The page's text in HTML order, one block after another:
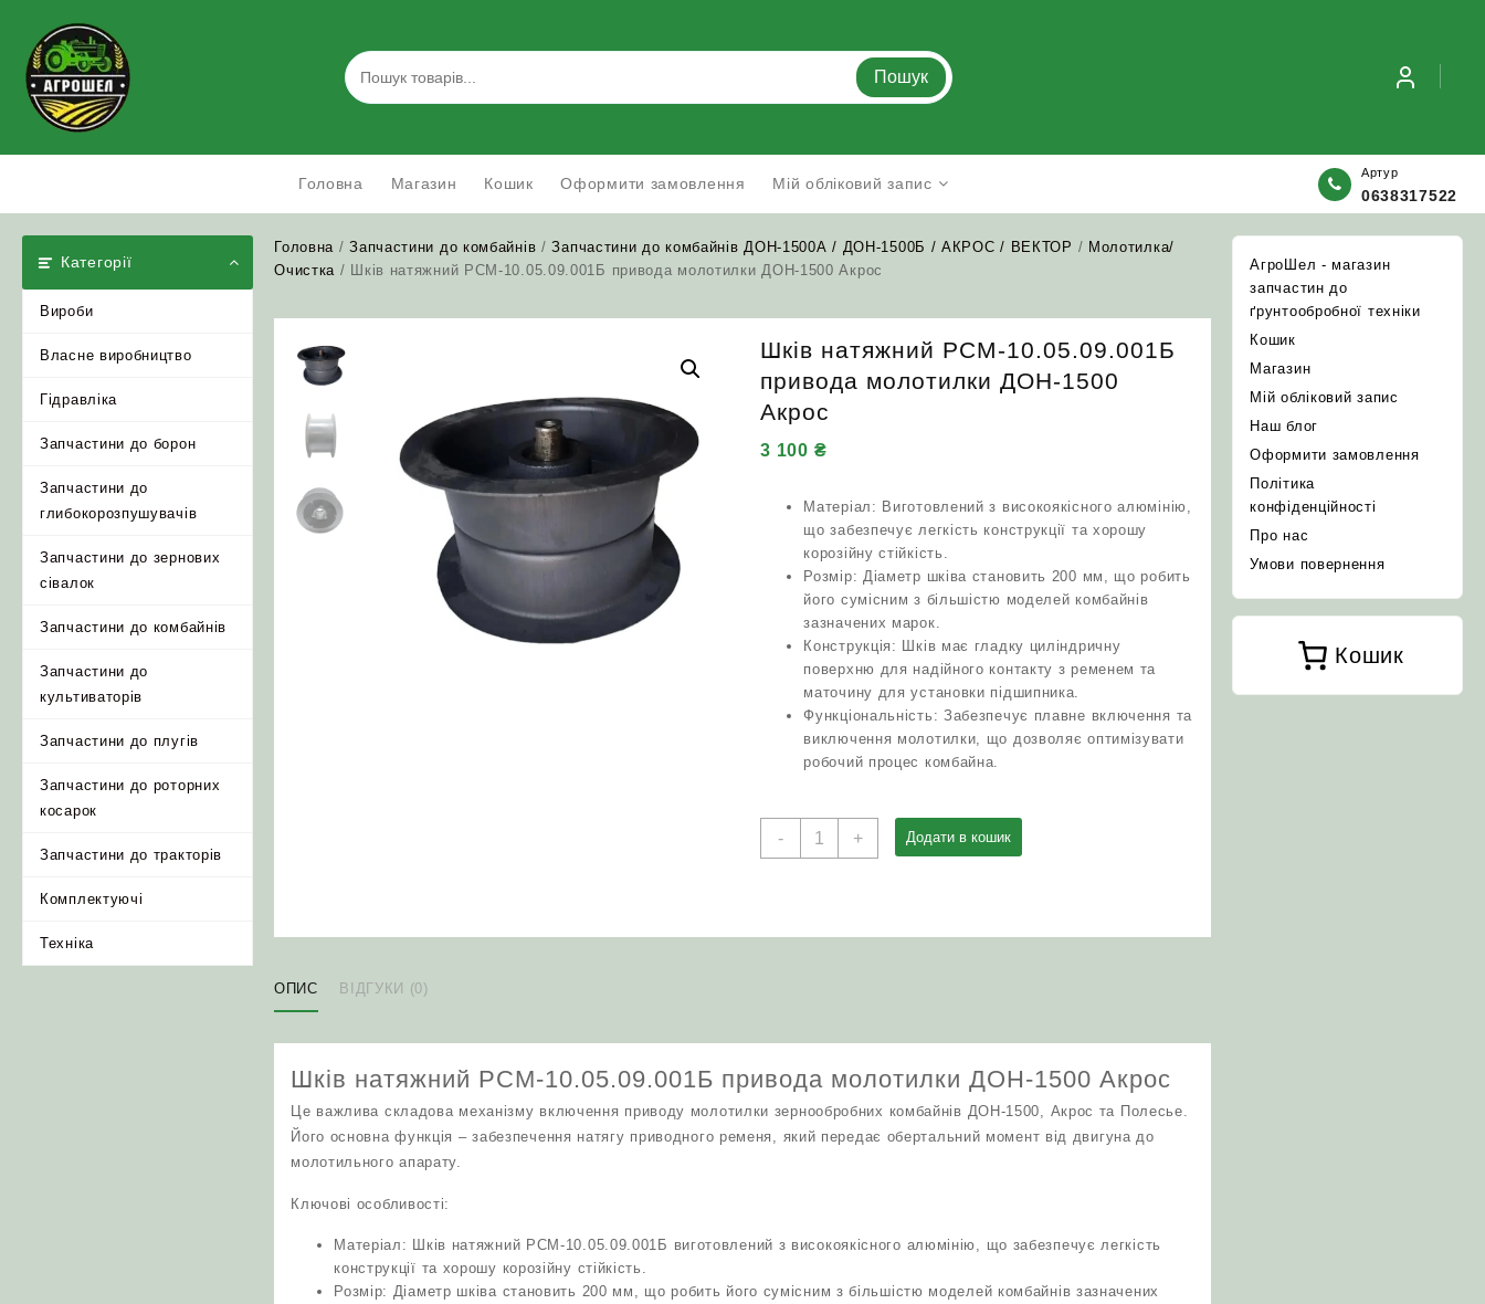
content
Пошук
Головна Магазин Кошик Оформити замовлення Мій обліковий запис
Артур
0638317522
Категорії
Вироби
Власне виробництво
Гідравліка
Запчастини до борон
Запчастини до
глибокорозпушувачів
Запчастини до зернових
сівалок
Запчастини до комбайнів
Запчастини до
культиваторів
Запчастини до плугів
Запчастини до роторних
косарок
Запчастини до тракторів
Комплектуючі
Техніка
Головна /Запчастини до комбайнів /Запчастини до комбайнів ДОН-1500А / ДОН-1500Б / АКРОС / ВЕКТОР / Молотилка/
Очистка / Шків натяжний РСМ-10.05.09.001Б привода молотилки ДОН-1500 Акрос
Шків натяжний РСМ-10.05.09.001Б
привода молотилки ДОН-1500
Акрос
3 100 ₴
Матеріал: Виготовлений з високоякісного алюмінію,
що забезпечує легкість конструкції та хорошу
корозійну стійкість.
Розмір: Діаметр шківа становить 200 мм, що робить
його сумісним з більшістю моделей комбайнів
зазначених марок.
Конструкція: Шків має гладку циліндричну
поверхню для надійного контакту з ременем та
маточину для установки підшипника.
Функціональність: Забезпечує плавне включення та
виключення молотилки, що дозволяє оптимізувати
робочий процес комбайна.
-
Шків
+ Додати в кошик
ОПИС ВІДГУКИ (0)
Шків натяжний РСМ-10.05.09.001Б привода молотилки ДОН-1500 Акрос
Це важлива складова механізму включення приводу молотилки зернообробних комбайнів ДОН-1500, Акрос та Полесье.
Його основна функція – забезпечення натягу приводного ременя, який передає обертальний момент від двигуна до
молотильного апарату.
Ключові особливості:
Матеріал: Шків натяжний РСМ-10.05.09.001Б виготовлений з високоякісного алюмінію, що забезпечує легкість
конструкції та хорошу корозійну стійкість.
Розмір: Діаметр шківа становить 200 мм, що робить його сумісним з більшістю моделей комбайнів зазначених
АгроШел - магазин
запчастин до
ґрунтообробної техніки
Кошик
Магазин
Мій обліковий запис
Наш блог
Оформити замовлення
Політика
конфіденційності
Про нас
Умови повернення
Кошик